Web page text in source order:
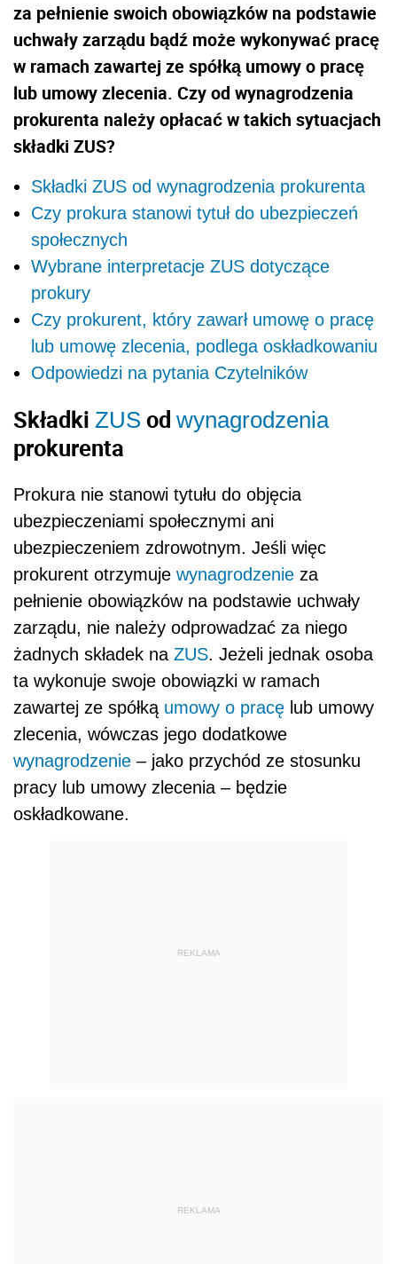
za pełnienie swoich obowiązków na podstawie
uchwały zarządu bądź może wykonywać pracę
w ramach zawartej ze spółką umowy o pracę
lub umowy zlecenia. Czy od wynagrodzenia
prokurenta należy opłacać w takich sytuacjach
składki ZUS?
Składki ZUS od wynagrodzenia prokurenta
Czy prokura stanowi tytuł do ubezpieczeń
społecznych
Wybrane interpretacje ZUS dotyczące
prokury
Czy prokurent, który zawarł umowę o pracę
lub umowę zlecenia, podlega oskładkowaniu
Odpowiedzi na pytania Czytelników
Składki ZUS od wynagrodzenia
prokurenta
Prokura nie stanowi tytułu do objęcia
ubezpieczeniami społecznymi ani
ubezpieczeniem zdrowotnym. Jeśli więc
prokurent otrzymuje wynagrodzenie za
pełnienie obowiązków na podstawie uchwały
zarządu, nie należy odprowadzać za niego
żadnych składek na ZUS. Jeżeli jednak osoba
ta wykonuje swoje obowiązki w ramach
zawartej ze spółką umowy o pracę lub umowy
zlecenia, wówczas jego dodatkowe
wynagrodzenie – jako przychód ze stosunku
pracy lub umowy zlecenia – będzie
oskładkowane.
REKLAMA
REKLAMA